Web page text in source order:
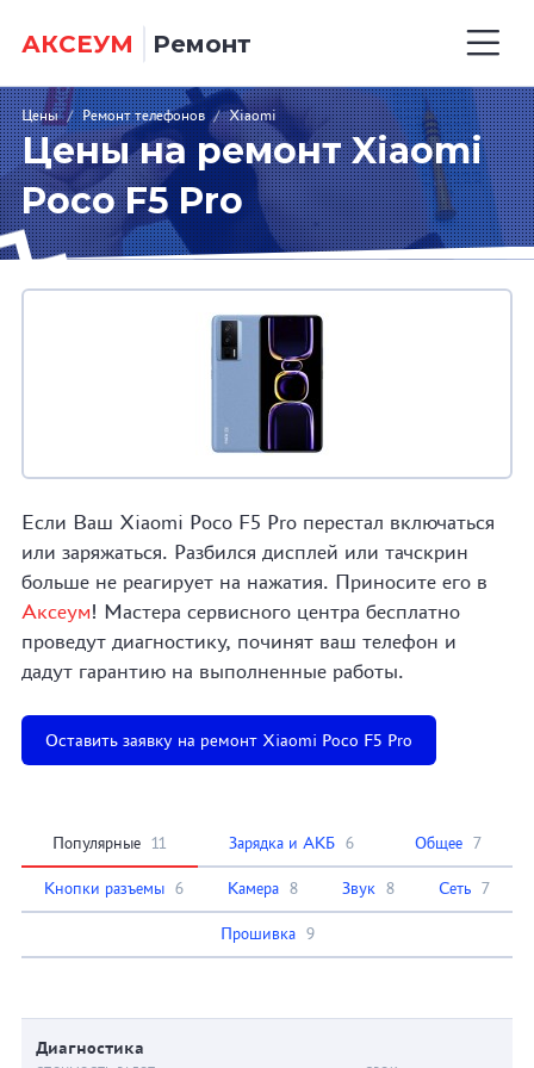
АКСЕУМ Ремонт
Цены / Ремонт телефонов / Xiaomi
Цены на ремонт Xiaomi
Poco F5 Pro
Если Ваш Xiaomi Poco F5 Pro перестал включаться
или заряжаться. Разбился дисплей или тачскрин
больше не реагирует на нажатия. Приносите его в
Аксеум! Мастера сервисного центра бесплатно
проведут диагностику, починят ваш телефон и
дадут гарантию на выполненные работы.
Оставить заявку на ремонт Xiaomi Poco F5 Pro
Популярные 11 Зарядка и АКБ 6 Общее 7
Кнопки разъемы 6 Камера 8 Звук 8 Сеть 7
Прошивка 9
Диагностика